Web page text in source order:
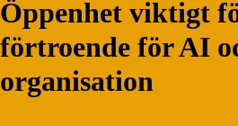
Öppenhet viktigt
förtroende för AI
organisation